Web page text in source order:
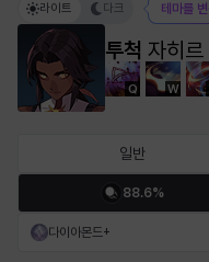
레온 루
바바라 버니스 블
투척 자히르
Q W
라이트 다크 테마를
일반
88.6%
다이아몬드+